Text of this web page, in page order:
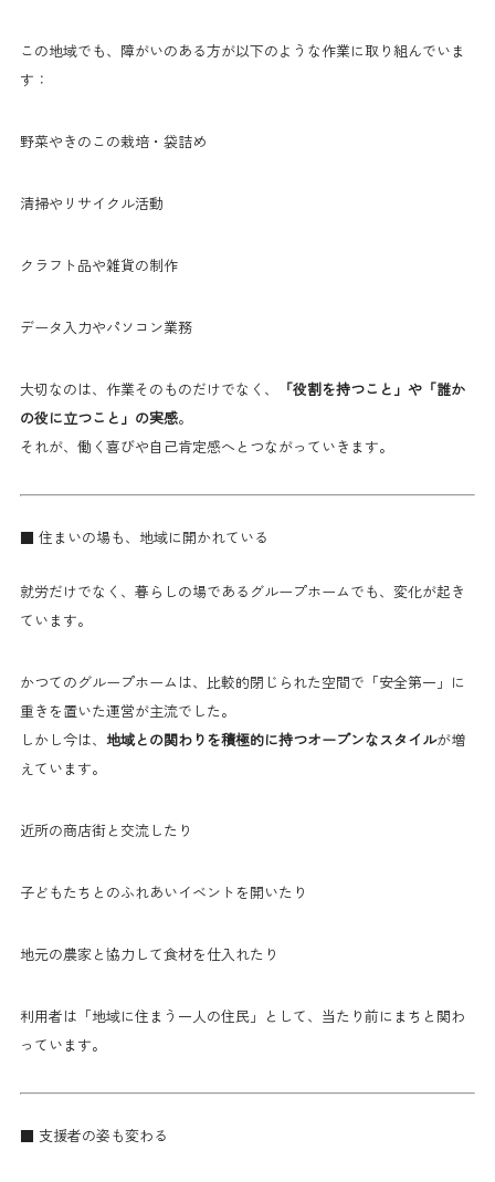
この地域でも、障がいのある方が以下のような作業に取り組んでいま
す：
野菜やきのこの栽培・袋詰め
清掃やリサイクル活動
クラフト品や雑貨の制作
データ入力やパソコン業務
大切なのは、作業そのものだけでなく、
「役割を持つこと」や「誰か
の役に立つこと」の実感。
それが、働く喜びや自己肯定感へとつながっていきます。
■ 住まいの場も、地域に開かれている
就労だけでなく、暮らしの場であるグループホームでも、変化が起き
ています。
かつてのグループホームは、比較的閉じられた空間で「安全第一」に
重きを置いた運営が主流でした。
しかし今は、 地域との関わりを積極的に持つオープンなスタイルが増
えています。
近所の商店街と交流したり
子どもたちとのふれあいイベントを開いたり
地元の農家と協力して食材を仕入れたり
利用者は「地域に住まう一人の住民」として、当たり前にまちと関わ
っています。
■ 支援者の姿も変わる